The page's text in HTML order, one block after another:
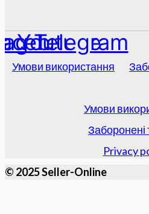
Youtube
Telegram
Умови використання
Умови
Заборонені
Privacy
© 2025 Seller-Online